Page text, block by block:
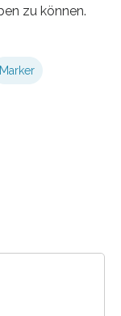
zu können.
Marker